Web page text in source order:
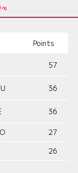
Points
57
36
36
27
26